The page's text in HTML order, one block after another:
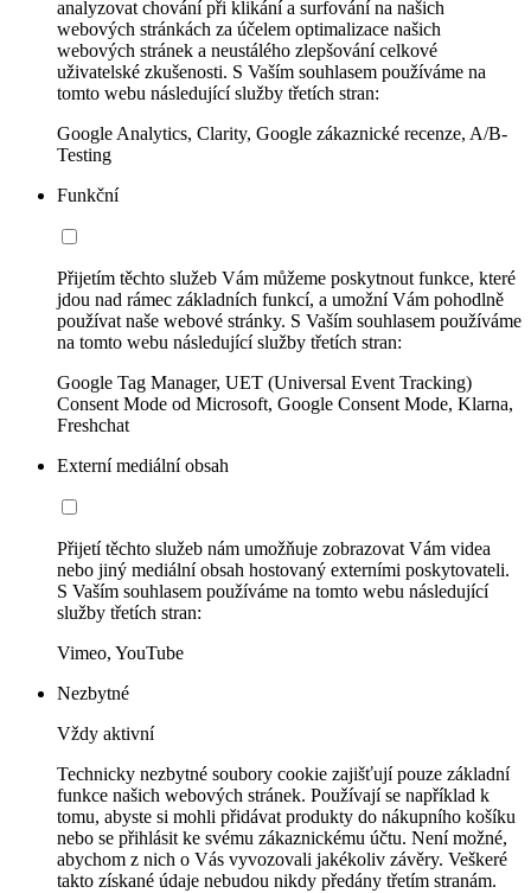
analyzovat chování při klikání a surfování na našich
webových stránkách za účelem optimalizace našich
webových stránek a neustálého zlepšování celkové
uživatelské zkušenosti. S Vaším souhlasem používáme na
tomto webu následující služby třetích stran:
Google Analytics, Clarity, Google zákaznické recenze, A/B-
Testing
Funkční
Přijetím těchto služeb Vám můžeme poskytnout funkce, které
jdou nad rámec základních funkcí, a umožní Vám pohodlně
používat naše webové stránky. S Vaším souhlasem používáme
na tomto webu následující služby třetích stran:
Google Tag Manager, UET (Universal Event Tracking)
Consent Mode od Microsoft, Google Consent Mode, Klarna,
Freshchat
Externí mediální obsah
Přijetí těchto služeb nám umožňuje zobrazovat Vám videa
nebo jiný mediální obsah hostovaný externími poskytovateli.
S Vaším souhlasem používáme na tomto webu následující
služby třetích stran:
Vimeo, YouTube
Nezbytné
Vždy aktivní
Technicky nezbytné soubory cookie zajišťují pouze základní
funkce našich webových stránek. Používají se například k
tomu, abyste si mohli přidávat produkty do nákupního košíku
nebo se přihlásit ke svému zákaznickému účtu. Není možné,
abychom z nich o Vás vyvozovali jakékoliv závěry. Veškeré
takto získané údaje nebudou nikdy předány třetím stranám.